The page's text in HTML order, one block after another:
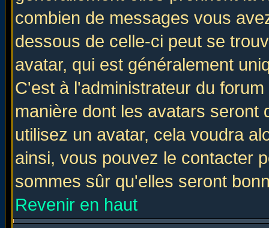
combien de messages vous
dessous de celle-ci peut se
avatar, qui est généralement
C'est à l'administrateur du
manière dont les avatars seront
utilisez un avatar, cela voudra
ainsi, vous pouvez le contacter
sommes sûr qu'elles seront
Revenir en haut